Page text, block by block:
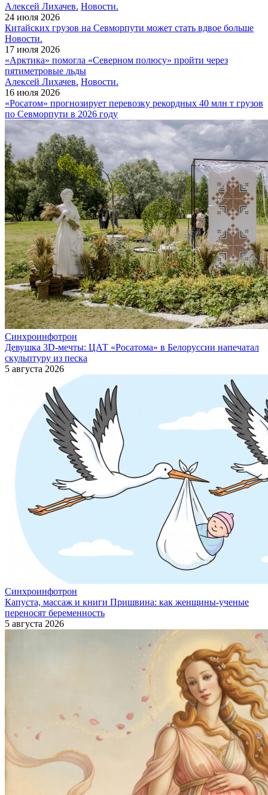
Алексей Лихачев. Новости.
24 июля 2026
Китайских грузов на Севморпути может стать вдвое больше
Новости.
17 июля 2026
«Арктика» помогла «Северном полюсу» пройти через
пятиметровые льды
Алексей Лихачев. Новости.
16 июля 2026
«Росатом» прогнозирует перевозку рекордных 40 млн т грузов
по Севморпути в 2026 году
Синхроинфотрон
Девушка 3D-мечты: ЦАТ «Росатома» в Белоруссии напечатал
скульптуру из песка
5 августа 2026
Синхроинфотрон
Капуста, массаж и книги Пришвина: как женщины-ученые
переносят беременность
5 августа 2026